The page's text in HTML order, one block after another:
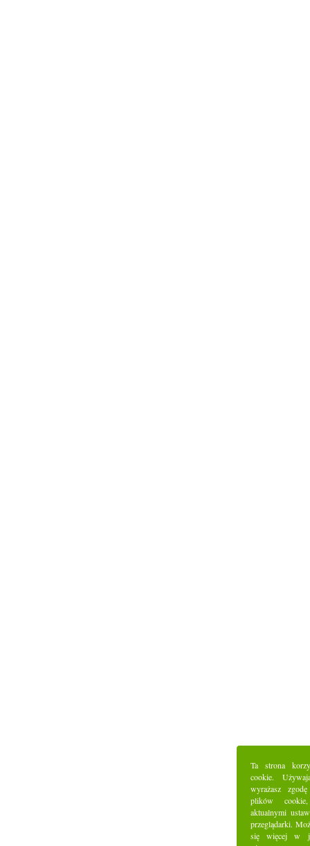
Ta strona
cookie.
wyrażasz
plików
aktualnymi
przeglądarki.
się więcej w